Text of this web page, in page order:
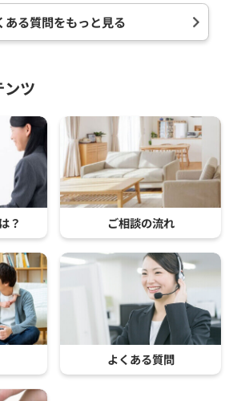
ある質問をもっと見る
ツ
？ ご相談の流れ
よくある質問